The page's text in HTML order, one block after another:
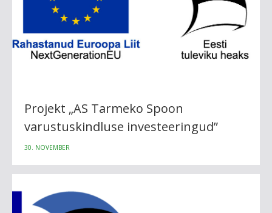
Projekt „AS Tarmeko Spoon
varustuskindluse investeeringud”
30. NOVEMBER